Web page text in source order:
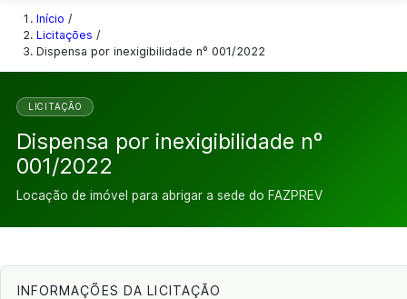
Início /
Licitações /
Dispensa por inexigibilidade nº 001/2022
LICITAÇÃO
Dispensa por inexigibilidade nº
001/2022
Locação de imóvel para abrigar a sede do FAZPREV
INFORMAÇÕES DA LICITAÇÃO